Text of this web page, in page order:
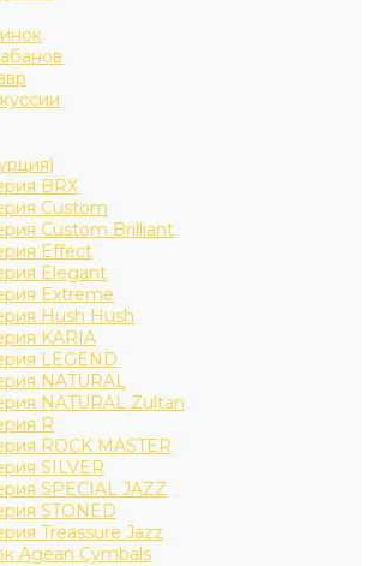
BRX
Custom
Custom Brilliant
Effect
Elegant
Extreme
Hush Hush
KARIA
LEGEND
NATURAL
NATURAL Zultan
R
ROCK MASTER
SILVER
SPECIAL JAZZ
STONED
Treassure Jazz
Agean Cymbals